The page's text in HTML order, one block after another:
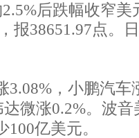
后跌幅收窄美
报38651.97点。
3.08%，小鹏汽车
微涨0.2%。波
亿美元。